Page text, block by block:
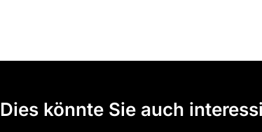
Dies könnte Sie auch